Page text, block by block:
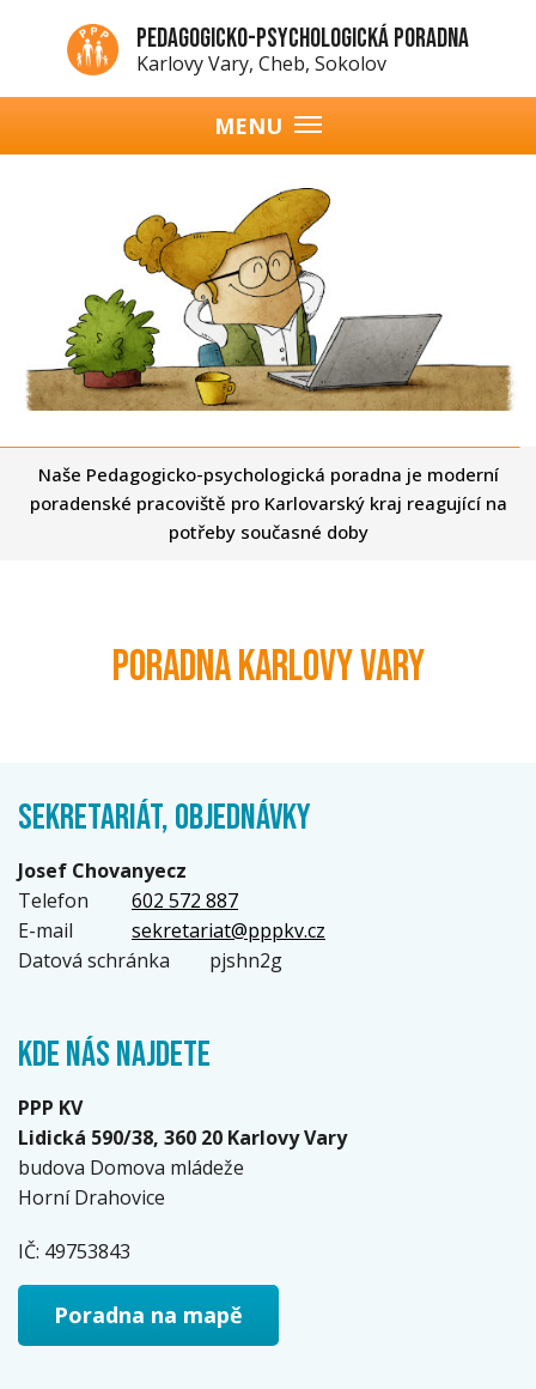
hlavnímu
obsahu
Pedagogicko-psychologická poradna
Karlovy Vary, Cheb, Sokolov
poradna je moderní
kraj reagující na
Poskytujeme komplexní a
služby
MENU
Poradna Karlovy Vary
SEKRETARIÁT, OBJEDNÁVKY
Josef Chovanyecz
Telefon
602 572 887
E-mail
sekretariat@pppkv.cz
Datová schránka
pjshn2g
KDE NÁS NAJDETE
PPP KV
Lidická 590/38, 360 20 Karlovy Vary
budova Domova mládeže
Horní Drahovice
IČ: 49753843
Poradna na mapě